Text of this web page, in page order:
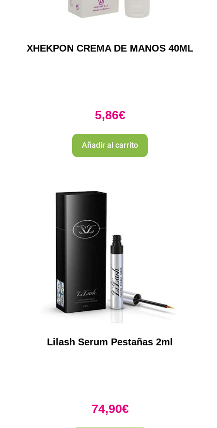
XHEKPON CREMA DE MANOS 40ML
5,86€
Añadir al carrito
Lilash Serum Pestañas 2ml
74,90€